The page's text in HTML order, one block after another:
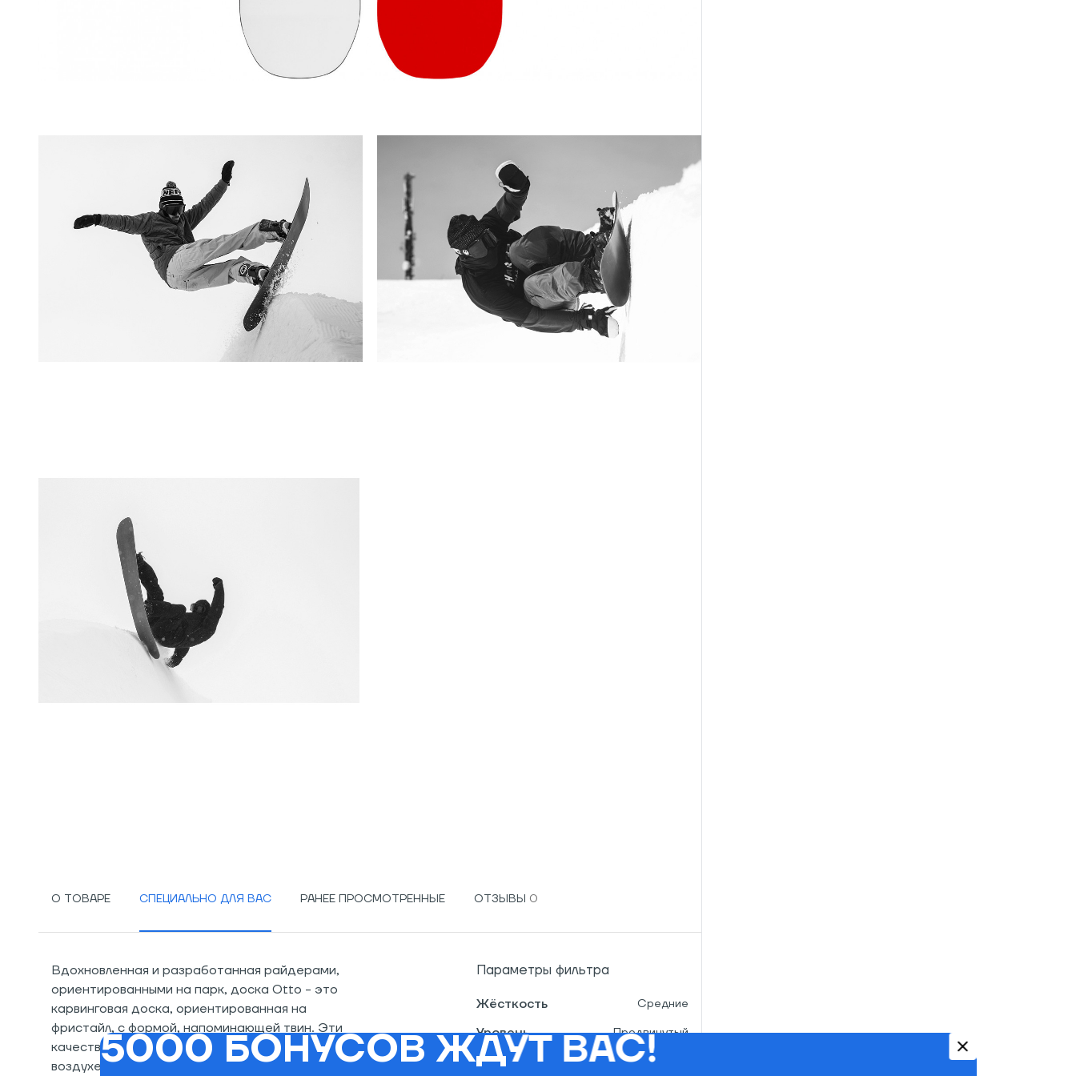
О ТОВАРЕ СПЕЦИАЛЬНО ДЛЯ ВАС РАНЕЕ ПРОСМОТРЕННЫЕ ОТЗЫВЫ
Вдохновленная и разработанная райдерами,
ориентированными на парк, доска Otto - это
карвинговая доска, ориентированная на
фристайл, с формой, напоминающей твин. Эти
качества делают ее очень игривой на снегу и в
воздухе, идеальной для карвинга и катания в
Параметры фильтра
Жёсткость Средние
Уровень
Продвинутый
Эксперт
5000 БОНУСОВ ЖДУТ ВАС!